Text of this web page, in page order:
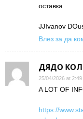
оставка
JJIvanov
Влез за да
ДЯДО
25/04/2026 at
A LOT OF
https://